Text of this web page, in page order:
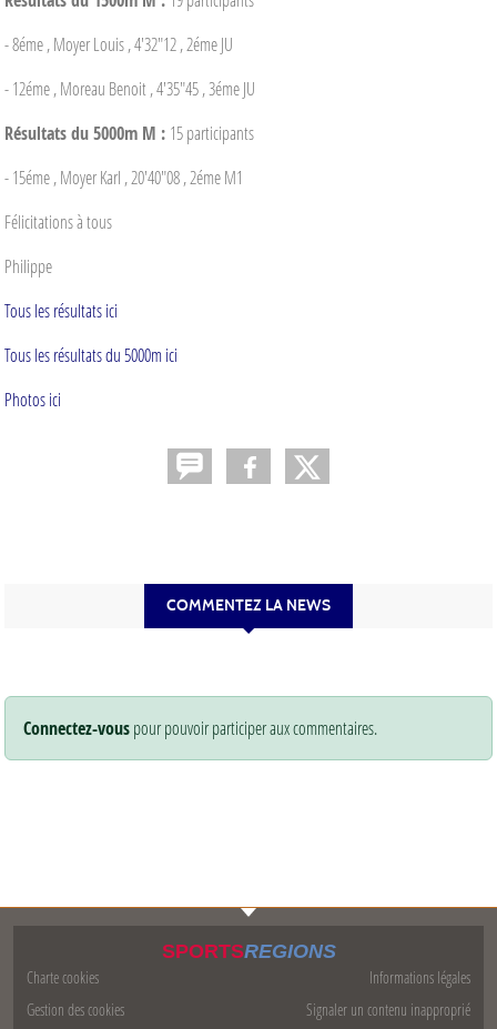
- 8éme , Moyer Louis , 4'32"12 , 2éme JU
- 12éme , Moreau Benoit , 4'35"45 , 3éme JU
Résultats du 5000m M : 15 participants
- 15éme , Moyer Karl , 20'40"08 , 2éme M1
Félicitations à tous
Philippe
Tous les résultats ici
Tous les résultats du 5000m ici
Photos ici
COMMENTEZ LA NEWS
Connectez-vouspour pouvoir participer aux commentaires.
SPORTSREGIONS
Charte cookies
Gestion des cookies
Informations légales
Signaler un contenu inapproprié